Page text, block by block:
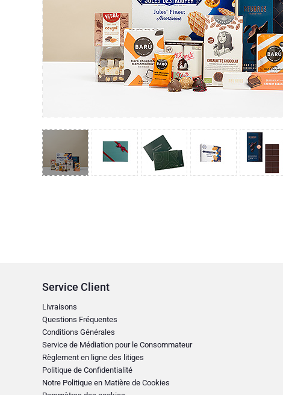
Service Client
Livraisons
Questions Fréquentes
Conditions Générales
Service de Médiation pour le Consommateur
Règlement en ligne des litiges
Politique de Confidentialité
Notre Politique en Matière de Cookies